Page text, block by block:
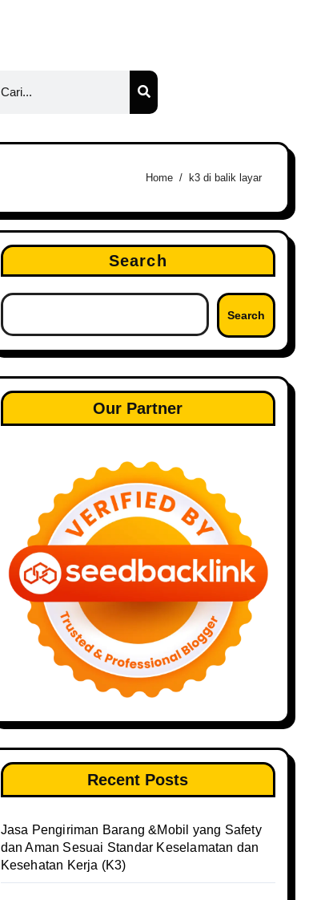
Home k3 di balik layar
Search
Search
Our Partner
Recent Posts
Jasa Pengiriman Barang &Mobil yang Safety
dan Aman Sesuai Standar Keselamatan dan
Kesehatan Kerja (K3)